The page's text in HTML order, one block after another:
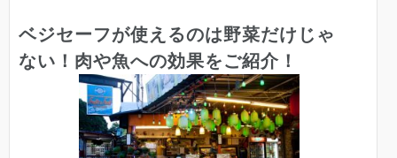
ベジセーフが使えるのは野菜だけじゃ
ない！肉や魚への効果をご紹介！